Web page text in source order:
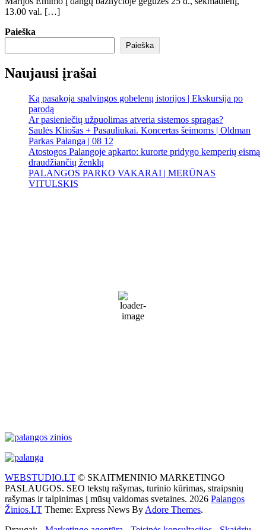
13.00 val. […]
Paieška
Paieška
Naujausi įrašai
Ką pasakoja spalvingos gobelenų istorijos | Ekskursija po
parodą
Ar pasieniečių užpuolimas atveria sistemos spragas?
Saulės Kliošas + Pasauliukai. Koncertas šeimoms | Oldman
Parkas Palanga | 08 12
Atostogos Palangoje apkarto: kurorte pridygo kemperių eismą
draudžiančių ženklų
PALANGOS PARKO VAKARAI | MERŪNAS
VITULSKIS
77 %
WEBSTUDIO.LT © SKAITMENINIO MARKETINGO
PASLAUGOS. SEO tekstų rašymas, turinio kūrimas, straipsnių
rašymas ir talpinimas į mūsų valdomas svetaines. 2026 Palangos
Žinios.LT Theme: Express News By Adore Themes.